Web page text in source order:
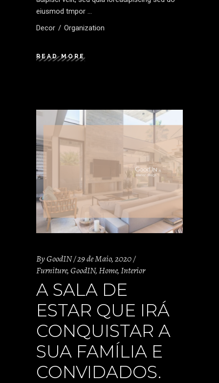
eiusmod tmpor
Decor
Organization
READ MORE
ByGoodIN 29 de Maio, 2020
Furniture,GoodIN,Home,Interior
A SALA DE
ESTAR QUE IRÁ
CONQUISTAR A
SUA FAMÍLIA E
CONVIDADOS.